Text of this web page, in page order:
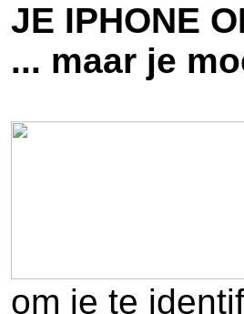
JE IPHONE
... maar je
om je te